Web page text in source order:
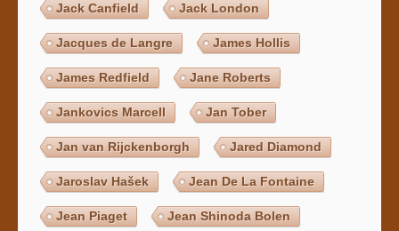
Jack Canfield Jack London
Jacques de Langre James Hollis
James Redfield Jane Roberts
Jankovics Marcell Jan Tober
Jan van Rijckenborgh Jared Diamond
Jaroslav Hašek Jean De La Fontaine
Jean Piaget Jean Shinoda Bolen